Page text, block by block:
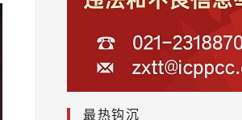
最热钩沉